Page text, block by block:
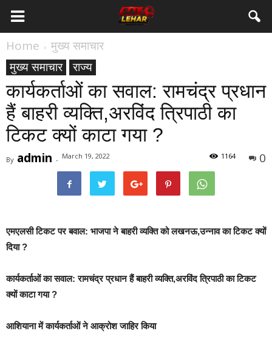
Home
मुख्य समाचार
मुख्य समाचार
राज्य
कार्यकर्ताओं का सवाल: रामचंद्र प्रधान
हैं बाहरी व्यक्ति,अरविंद त्रिपाठी का
टिकट क्यों काटा गया ?
By admin - March 19, 2022 0
1164
एमएलसी टिकट पर बवाल: भाजपा ने बाहरी व्यक्ति को लखनऊ,उन्नाव का टिकट क्यों
दिया ?
कार्यकर्ताओं का सवाल: रामचंद्र प्रधान हैं बाहरी व्यक्ति,अरविंद त्रिपाठी का टिकट
क्यों काटा गया ?
आशियाना में कार्यकर्ताओं ने आक्रोश जाहिर किया